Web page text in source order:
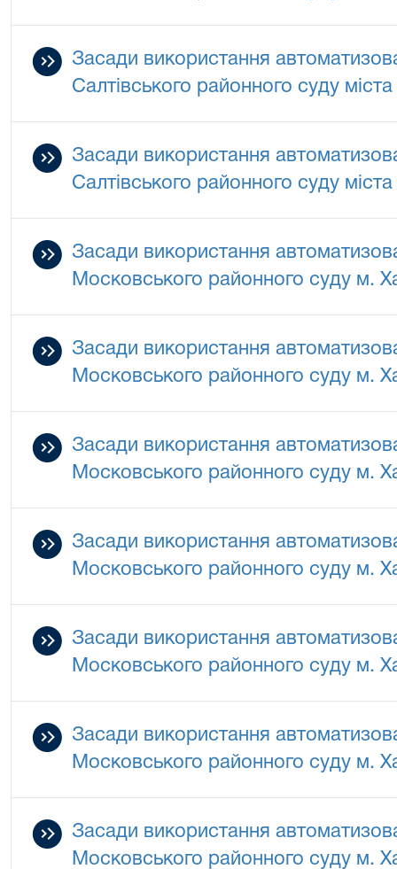
Засади використання
Салтівського районного суду
Засади використання
Салтівського районного суду
Засади використання
Московського районного суду м.
Засади використання
Московського районного суду м.
Засади використання
Московського районного суду м.
Засади використання
Московського районного суду м.
Засади використання
Московського районного суду м.
Засади використання
Московського районного суду м.
Засади використання
Московського районного суду м.